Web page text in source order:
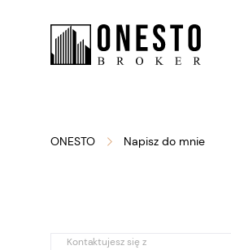
ONESTO Napisz do mnie
Kontaktujesz się z